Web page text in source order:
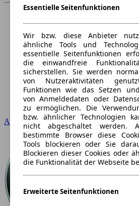
Audi
Essentielle Seitenfunktionen
Wir bzw. diese Anbieter
ähnliche Tools und
essentielle Seitenfunktionen
die einwandfreie
sicherstellen. Sie werden
von Nutzeraktivitäten
Funktionen wie das Setzen
von Anmeldedaten oder
zu ermöglichen. Die
bzw. ähnlicher Technologien
nicht abgeschaltet werden.
bestimmte Browser diese
Tools blockieren oder Sie
Blockieren dieser Cookies oder
die Funktionalität der Webseite
Erweiterte Seitenfunktionen